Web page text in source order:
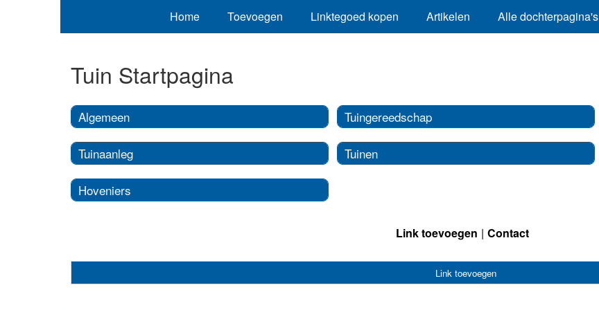
Home Toevoegen Linktegoed kopen Artikelen Alle dochterpagina's
Tuin Startpagina
Algemeen
Tuinaanleg
Hoveniers
Tuingereedschap
Tuinen
Link toevoegen Contact
Link toevoegen